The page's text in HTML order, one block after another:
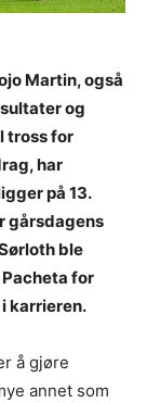
Martin, også
og
tross for
har
på 13.
gårsdagens
ble
for
karrieren.
å gjøre
annet som